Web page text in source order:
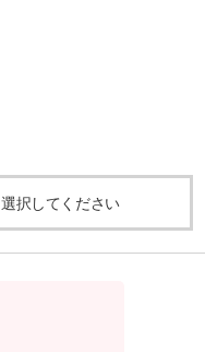
選択してください